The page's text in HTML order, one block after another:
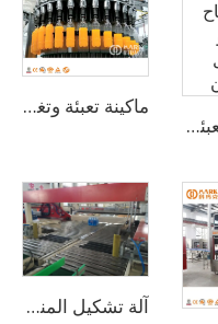
ماكينة تعبئة وتغليف مشروبات طاقة عصير المانجو
آلة تشكيل المنصات